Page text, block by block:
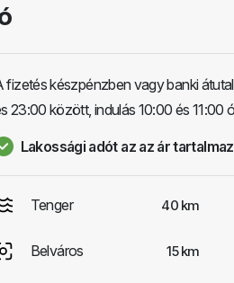
fizetés készpénzben vagy banki
23:00 között, indulás 10:00 és 11:00
Lakossági adót az az ár
Tenger 40 km
Belváros 15 km